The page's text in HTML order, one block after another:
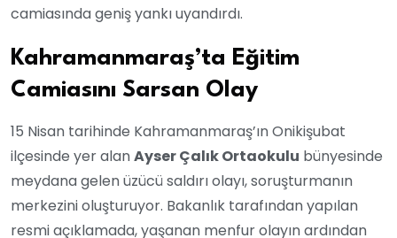
camiasında geniş yankı uyandırdı.
Kahramanmaraş’ta Eğitim
Camiasını Sarsan Olay
15 Nisan tarihinde Kahramanmaraş’ın Onikişubat
ilçesinde yer alanAyser Çalık Ortaokulu bünyesinde
meydana gelen üzücü saldırı olayı, soruşturmanın
merkezini oluşturuyor. Bakanlık tarafından yapılan
resmi açıklamada, yaşanan menfur olayın ardından